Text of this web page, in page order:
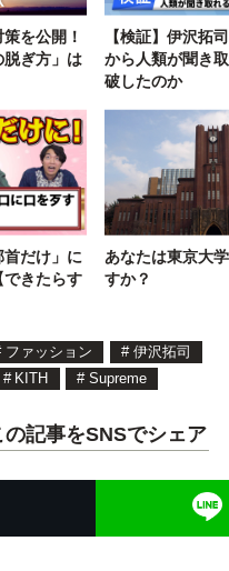
を公開！
脱ぎ方」は
【検証】伊沢拓
から人類が聞き
破したのか
だけ」に
きたらす
あなたは東京大
すか？
ファッション # 伊沢拓司
# KITH # Supreme
の記事をSNSでシェア